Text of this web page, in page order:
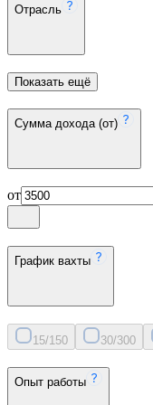
Отрасль
Показать ещё
Сумма дохода (от)
от
График вахты
15/150 30/300
Опыт работы